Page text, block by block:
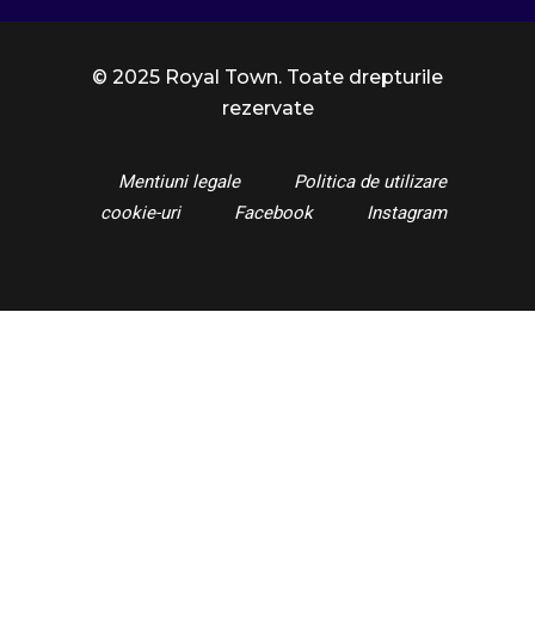
© 2025 Royal Town. Toate drepturile
rezervate
Mentiuni legale
Politica de utilizare
cookie-uri
Facebook Instagram